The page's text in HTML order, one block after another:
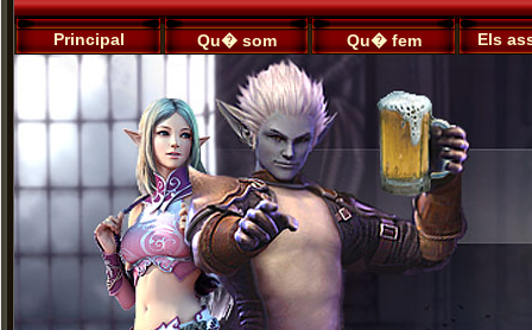
Principal Qu� som Qu� fem Els